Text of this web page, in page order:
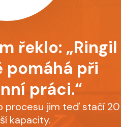
řeklo: „Ringil
pomáhá při
práci.“
procesu jim teď stačí 20
kapacity.